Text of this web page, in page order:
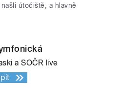
útočiště, a hlavně
a SOČR live